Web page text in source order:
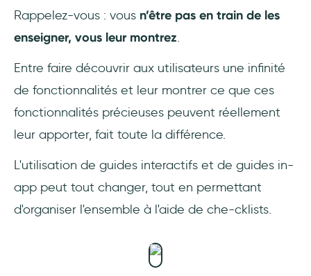
Rappelez-vous : vous n’être pas en train de les
enseigner, vous leur montrez.
Entre faire découvrir aux utilisateurs une infinité
de fonctionnalités et leur montrer ce que ces
fonctionnalités précieuses peuvent réellement
leur apporter, fait toute la différence.
L'utilisation de guides interactifs et de guides in-
app peut tout changer, tout en permettant
d'organiser l'ensemble à l'aide de che-cklists.